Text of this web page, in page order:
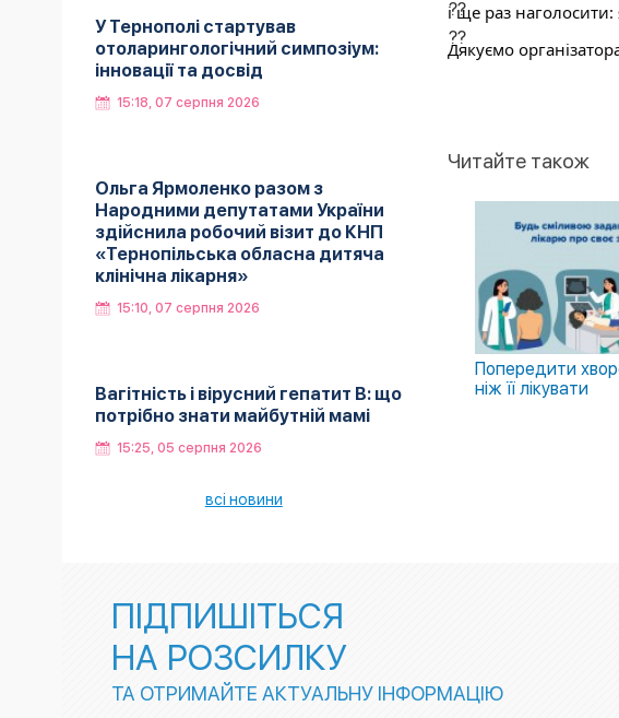
У Тернополі стартував
отоларингологічний симпозіум:
інновації та досвід
15:18, 07 серпня 2026
Ольга Ярмоленко разом з
Народними депутатами України
здійснила робочий візит до КНП
«Тернопільська обласна дитяча
клінічна лікарня»
15:10, 07 серпня 2026
Вагітність і вірусний гепатит В: що
потрібно знати майбутній мамі
15:25, 05 серпня 2026
всі новини
і ще раз
Дякуємо
Читайте також
Попередити
ніж її лікувати
ПІДПИШІТЬСЯ
НА РОЗСИЛКУ
ТА ОТРИМАЙТЕ АКТУАЛЬНУ ІНФОРМАЦІЮ